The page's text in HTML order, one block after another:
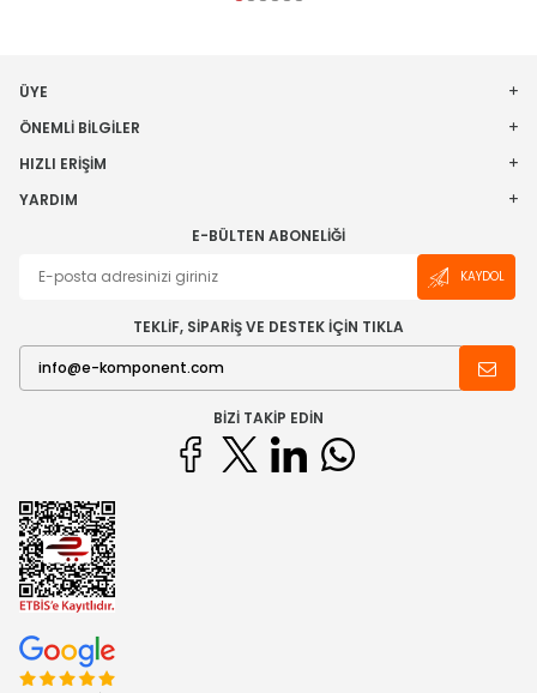
ÜYE
ÖNEMLI BILGILER
HIZLI ERIŞIM
YARDIM
E-BÜLTEN ABONELIĞI
KAYDOL
TEKLİF, SİPARİŞ VE DESTEK İÇİN TIKLA
BIZI TAKIP EDIN